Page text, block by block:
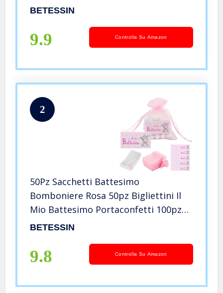
Tavolo Festa Bomboniere Confetti
BETESSIN
9.9 Controlla Su Amazon
2
50Pz Sacchetti Battesimo
Bomboniere Rosa 50pz Bigliettini Il
Mio Battesimo Portaconfetti 100pz
Sacchetti Palstica Regalo Addobbi
Bambina Bimba
BETESSIN
9.8 Controlla Su Amazon